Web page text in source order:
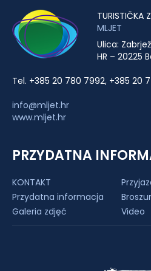
TURISTIČKA
MLJET
Ulica:
HR – 20225
Tel. +385 20 780 7992, +385 20
info@mljet.hr
www.mljet.hr
PRZYDATNA
KONTAKT
Przydatna informacja
Galeria zdjęć
Video